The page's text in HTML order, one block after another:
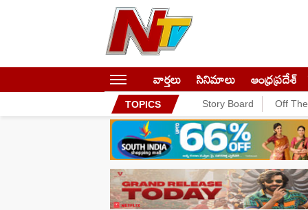
వార్తలు సినిమాలు ఆంధ్రప్రదేశ్
TOPICS Story Board Off